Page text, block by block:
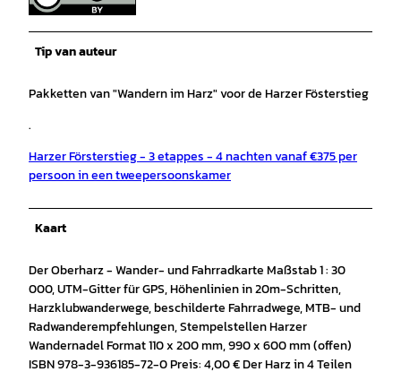
Tip van auteur
Pakketten van "Wandern im Harz" voor de Harzer Fösterstieg
.
Harzer Försterstieg - 3 etappes - 4 nachten vanaf €375 per
persoon in een tweepersoonskamer
Kaart
Der Oberharz - Wander- und Fahrradkarte Maßstab 1 : 30
000, UTM-Gitter für GPS, Höhenlinien in 20m-Schritten,
Harzklubwanderwege, beschilderte Fahrradwege, MTB- und
Radwanderempfehlungen, Stempelstellen Harzer
Wandernadel Format 110 x 200 mm, 990 x 600 mm (offen)
ISBN 978-3-936185-72-0 Preis: 4,00 € Der Harz in 4 Teilen